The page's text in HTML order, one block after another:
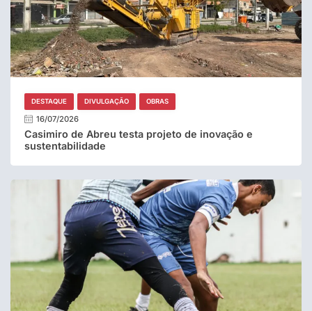
DESTAQUE DIVULGAÇÃO OBRAS
16/07/2026
Casimiro de Abreu testa projeto de inovação e
sustentabilidade